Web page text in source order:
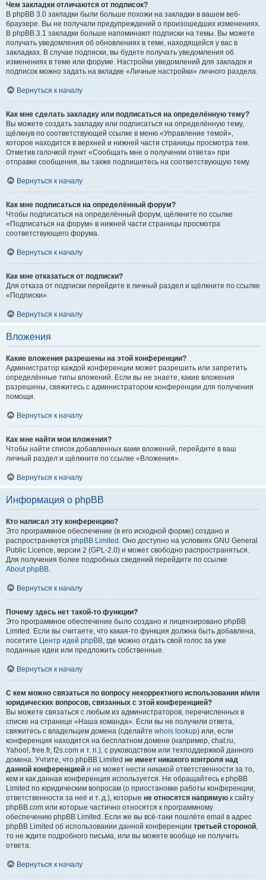
Чем закладки отличаются от подписок?
В phpBB 3.0 закладки были больше похожи на закладки в вашем веб-
браузере. Вы не получали предупреждений о произошедших изменениях.
В phpBB 3.1 закладки больше напоминают подписки на темы. Вы можете
получать уведомления об обновлениях в теме, находящейся у вас в
закладках. В случае подписки, вы будете получать уведомления об
изменениях в теме или форуме. Настройки уведомлений для закладок и
подписок можно задать на вкладке «Личные настройки» личного раздела.
Вернуться к началу
Как мне сделать закладку или подписаться на определённую тему?
Вы можете создать закладку или подписаться на определённую тему,
щёлкнув по соответствующей ссылке в меню «Управление темой»,
которое находится в верхней и нижней части страницы просмотра тем.
Отметив галочкой пункт «Сообщать мне о получении ответа» при
отправке сообщения, вы также подпишетесь на соответствующую тему.
Вернуться к началу
Как мне подписаться на определённый форум?
Чтобы подписаться на определённый форум, щёлкните по ссылке
«Подписаться на форум» в нижней части страницы просмотра
соответствующего форума.
Вернуться к началу
Как мне отказаться от подписки?
Для отказа от подписки перейдите в личный раздел и щёлкните по ссылке
«Подписки».
Вернуться к началу
Вложения
Какие вложения разрешены на этой конференции?
Администратор каждой конференции может разрешить или запретить
определённые типы вложений. Если вы не знаете, какие вложения
разрешены, свяжитесь с администратором конференции для получения
помощи.
Вернуться к началу
Как мне найти мои вложения?
Чтобы найти список добавленных вами вложений, перейдите в ваш
личный раздел и щёлкните по ссылке «Вложения».
Вернуться к началу
Информация о phpBB
Кто написал эту конференцию?
Это программное обеспечение (в его исходной форме) создано и
распространяется phpBB Limited . Оно доступно на условиях GNU General
Public Licence, версии 2 (GPL-2.0) и может свободно распространяться.
Для получения более подробных сведений перейдите по ссылке
About phpBB.
Вернуться к началу
Почему здесь нет такой-то функции?
Это программное обеспечение было создано и лицензировано phpBB
Limited. Если вы считаете, что какая-то функция должна быть добавлена,
посетите Центр идей phpBB, где можно отдать свой голос за уже
поданные идеи или предложить собственные.
Вернуться к началу
С кем можно связаться по вопросу некорректного использования и/или
юридических вопросов, связанных с этой конференцией?
Вы можете связаться с любым из администраторов, перечисленных в
списке на странице «Наша команда». Если вы не получили ответа,
свяжитесь с владельцем домена (сделайте whois lookup) или, если
конференция находится на бесплатном домене (например, chat.ru,
Yahoo!, free.fr, f2s.com и т. п.), с руководством или техподдержкой данного
домена. Учтите, что phpBB Limited не имеет никакого контроля над
данной конференцией и не может нести никакой ответственности за то,
кем и как данная конференция используется. Не обращайтесь к phpBB
Limited по юридическим вопросам (о приостановке работы конференции,
ответственности за неё и т. д.), которые не относятся напрямую к сайту
phpBB.com или которые частично относятся к программному
обеспечению phpBB Limited. Если же вы всё-таки пошлёте email в адрес
phpBB Limited об использовании данной конференции третьей стороной,
то не ждите подробного письма, или вы можете вообще не получить
ответа.
Вернуться к началу